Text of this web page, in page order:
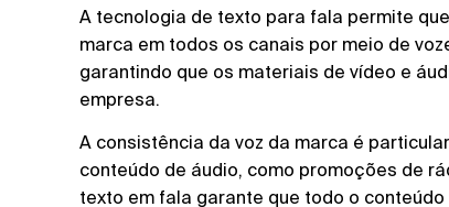
A tecnologia de texto para fala permite
marca em todos os canais por meio de
garantindo que os materiais de vídeo e
empresa.
A consistência da voz da marca é
conteúdo de áudio, como promoções de
texto em fala garante que todo o